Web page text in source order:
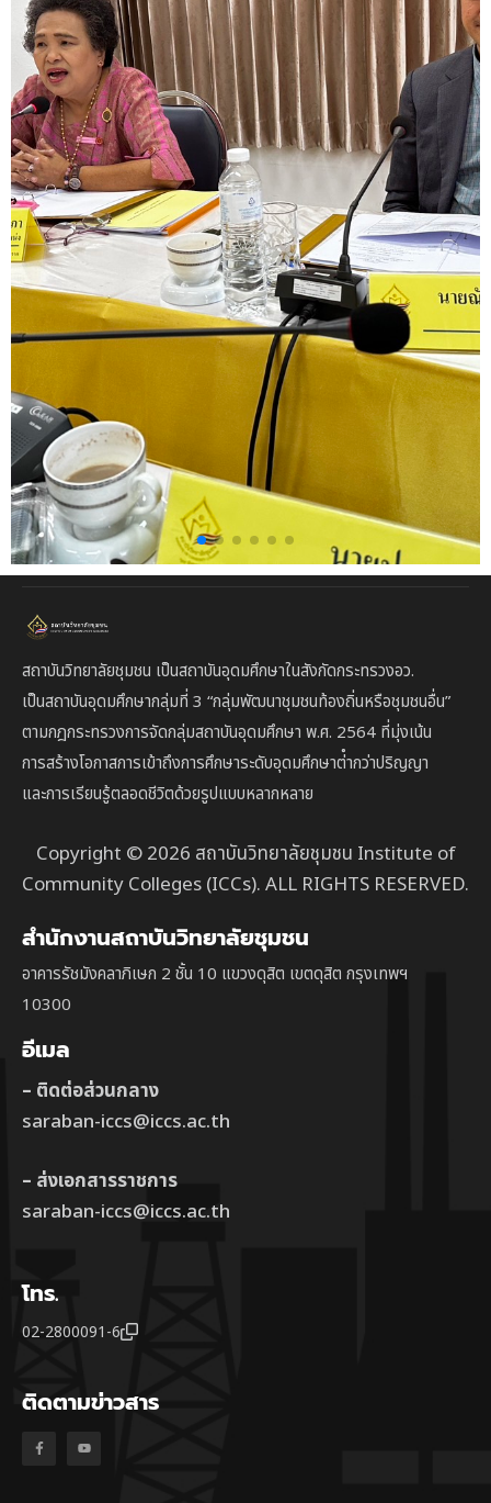
สถาบันวิทยาลัยชุมชน เป็นสถาบันอุดมศึกษาในสังกัดกระทรวงอว.
เป็นสถาบันอุดมศึกษากลุ่มที่ 3 “กลุ่มพัฒนาชุมชนท้องถิ่นหรือชุมชนอื่น”
ตามกฎกระทรวงการจัดกลุ่มสถาบันอุดมศึกษา พ.ศ. 2564 ที่มุ่งเน้น
การสร้างโอกาสการเข้าถึงการศึกษาระดับอุดมศึกษาต่ํากว่าปริญญา
และการเรียนรู้ตลอดชีวิตด้วยรูปแบบหลากหลาย
Copyright © 2026 สถาบันวิทยาลัยชุมชน Institute of
Community Colleges (ICCs). ALL RIGHTS RESERVED.
สำนักงานสถาบันวิทยาลัยชุมชน
อาคารรัชมังคลาภิเษก 2 ชั้น 10 แขวงดุสิต เขตดุสิต กรุงเทพฯ
10300
อีเมล
– ติดต่อส่วนกลาง
saraban-iccs@iccs.ac.th
– ส่งเอกสารราชการ
saraban-iccs@iccs.ac.th
โทร.
02-2800091-6
ติดตามข่าวสาร